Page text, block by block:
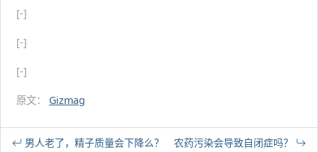
[-]
[-]
[-]
原文： Gizmag
男人老了，精子质量会下降么？ 农药污染会导致自闭症吗？